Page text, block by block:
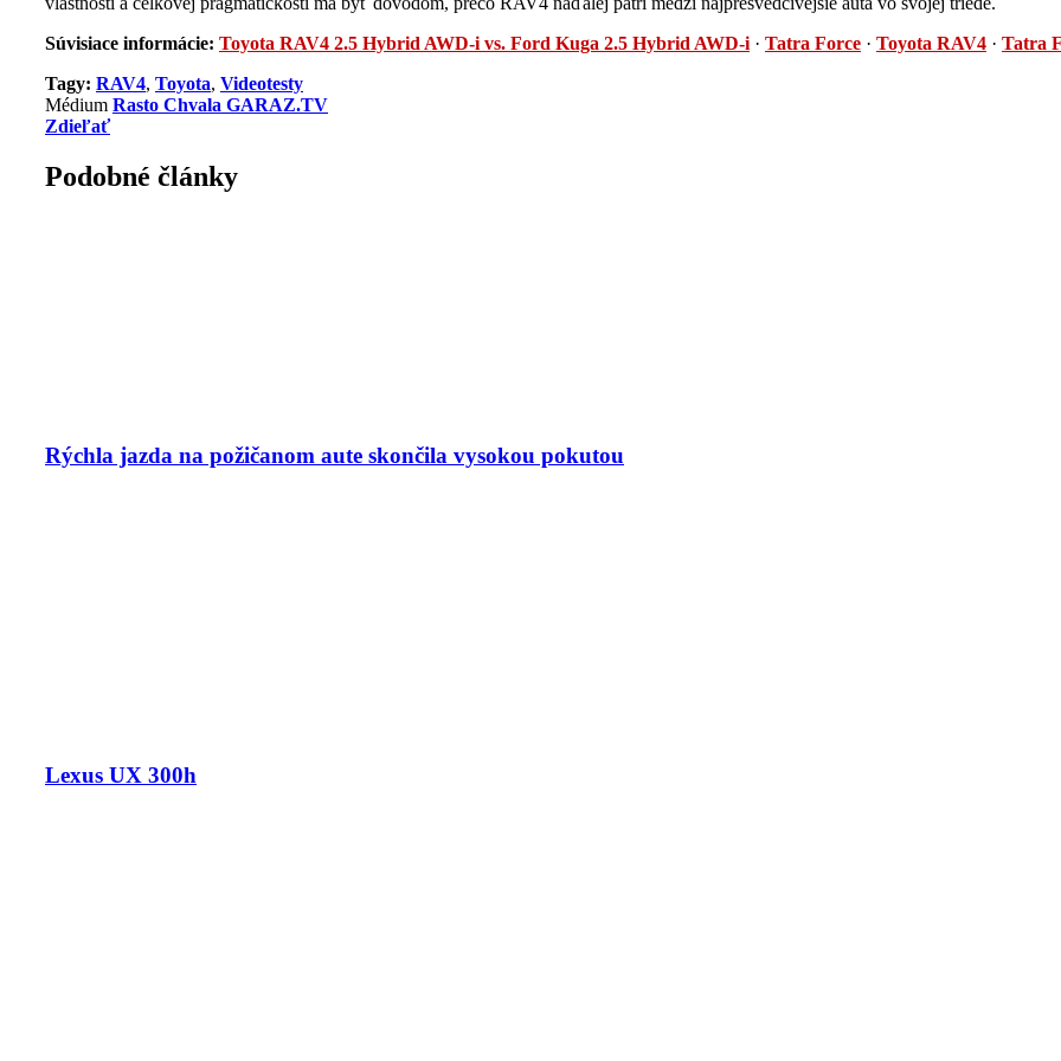
Súvisiace informácie: Toyota RAV4 2.5 Hybrid AWD-i vs. Ford Kuga 2.5 Hybrid AWD-i · Tatra Force · Toyota RAV4 · Tatra
Tagy: RAV4, Toyota, Videotesty
Médium Rasto Chvala GARAZ.TV
Zdieľať
Podobné články
Rýchla jazda na požičanom aute skončila vysokou pokutou
Lexus UX 300h